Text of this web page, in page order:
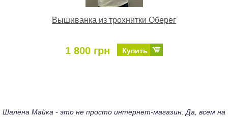
Вышиванка из трохнитки Оберег
1 800 грн Купить
Шалена Майка - это не просто интернет-магазин. Да, всем на